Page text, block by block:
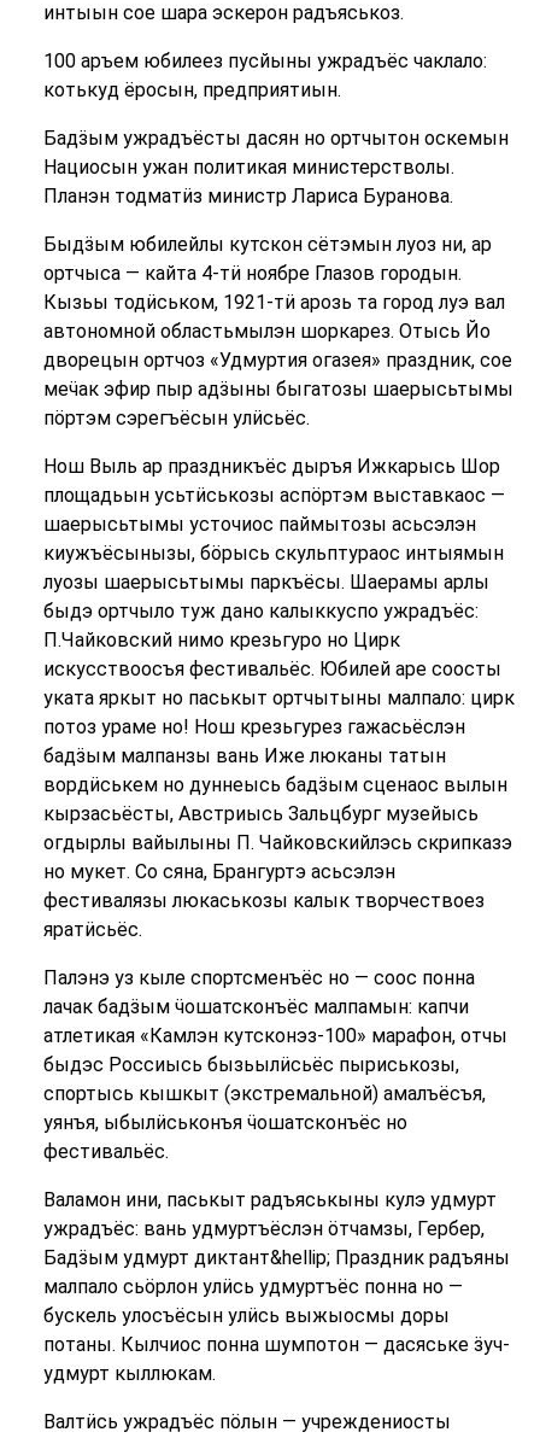
интыын сое шара эскерон радъяськоз.
100 аръем юбилеез пусйыны ужрадъёс чаклало:
котькуд ёросын, предприятиын.
Бадӟым ужрадъёсты дасян но ортчытон оскемын
Нациосын ужан политикая министерстволы.
Планэн тодматӥз министр Лариса Буранова.
Быдӟым юбилейлы кутскон сётэмын луоз ни, ар
ортчыса — кайта 4-тӥ ноябре Глазов городын.
Кызьы тодӥськом, 1921-тӥ арозь та город луэ вал
автономной областьмылэн шоркарез. Отысь Йо
дворецын ортчоз «Удмуртия огазея» праздник, сое
меӵак эфир пыр адӟыны быгатозы шаерысьтымы
пӧртэм сэрегъёсын улӥсьёс.
Нош Выль ар праздникъёс дыръя Ижкарысь Шор
площадьын усьтӥськозы аспӧртэм выставкаос —
шаерысьтымы усточиос паймытозы асьсэлэн
киужъёсынызы, бӧрысь скульптураос интыямын
луозы шаерысьтымы паркъёсы. Шаерамы арлы
быдэ ортчыло туж дано калыккуспо ужрадъёс:
П.Чайковский нимо крезьгуро но Цирк
искусствоосъя фестивальёс. Юбилей аре соосты
уката яркыт но паськыт ортчытыны малпало: цирк
потоз ураме но! Нош крезьгурез гажасьёслэн
бадӟым малпанзы вань Иже люканы татын
вордӥськем но дуннеысь бадӟым сценаос вылын
кырзасьёсты, Австриысь Зальцбург музейысь
огдырлы вайылыны П. Чайковскийлэсь скрипказэ
но мукет. Со сяна, Брангуртэ асьсэлэн
фестивалязы люкаськозы калык творчествоез
яратӥсьёс.
Палэнэ уз кыле спортсменъёс но — соос понна
лачак бадӟым ӵошатсконъёс малпамын: капчи
атлетикая «Камлэн кутсконэз-100» марафон, отчы
быдэс Россиысь бызьылӥсьёс пыриськозы,
спортысь кышкыт (экстремальной) амалъёсъя,
уянъя, ыбылӥськонъя ӵошатсконъёс но
фестивальёс.
Валамон ини, паськыт радъяськыны кулэ удмурт
ужрадъёс: вань удмуртъёслэн ӧтчамзы, Гербер,
Бадӟым удмурт диктант&hellip; Праздник радъяны
малпало сьӧрлон улӥсь удмуртъёс понна но —
бускель улосъёсын улӥсь выжыосмы доры
потаны. Кылчиос понна шумпотон — дасяське ӟуч-
удмурт кыллюкам.
Валтӥсь ужрадъёс пӧлын — учреждениосты